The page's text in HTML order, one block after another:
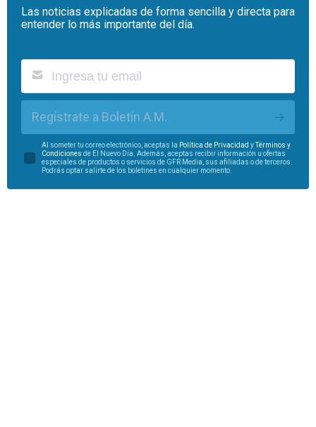
Las noticias explicadas de forma sencilla y directa para
entender lo más importante del día.
Regístrate a Boletín A.M.
Al someter tu correo electrónico, aceptas la Política de Privacidad y
Términos y
Condiciones de El Nuevo Día. Además, aceptas recibir información u ofertas
especiales de productos o servicios de GFR Media, sus afiliadas o de terceros.
Podrás optar salirte de los boletines en cualquier momento.